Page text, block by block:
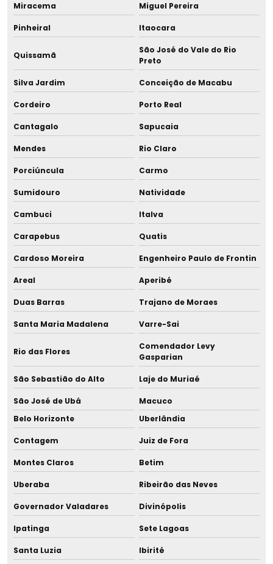
Distribuidor de equipamentos para aleitamento materno
Distribuidor de equipamentos para banco de leite
Distribuidor de equipamentos para bancos de leite
humano
Distribuidor de equipamentos para bancos de leite
materno
Distribuidor de equipamentos para maternidades
Distribuidor de estante para tubos
Distribuidor de pasteurizadores
Distribuidor de pasteurizadores para tratamento térmico
Distribuidor de resfriador rápido
Distribuidor de tira leite materno hospitalar
Distribuidor de tira leite materno milk advanced ii
Distribuidor de tubo capilar sem heparina
Eme equipamentos
Empresa de banho maria para descongelamento para
maternidade
Empresa de banho maria de resfriamento
Empresa de equipamentos para aleitamento materno
Empresa de equipamentos para bancos de leite humano
Empresa de equipamentos para bancos de leite materno
Empresa de equipamentos para maternidades
Miracema Miguel Pereira
Pinheiral Itaocara
Quissamã
São José do Vale do Rio
Preto
Silva Jardim Conceição de Macabu
Cordeiro Porto Real
Cantagalo Sapucaia
Mendes Rio Claro
Porciúncula Carmo
Sumidouro Natividade
Cambuci Italva
Carapebus Quatis
Cardoso Moreira Engenheiro Paulo de Frontin
Areal Aperibé
Duas Barras Trajano de Moraes
Santa Maria Madalena Varre-Sai
Rio das Flores
Comendador Levy
Gasparian
São Sebastião do Alto Laje do Muriaé
São José de Ubá
Macuco
Belo Horizonte
Uberlândia
Contagem Juiz de Fora
Montes Claros Betim
Uberaba Ribeirão das Neves
Governador Valadares Divinópolis
Ipatinga Sete Lagoas
Santa Luzia Ibirité